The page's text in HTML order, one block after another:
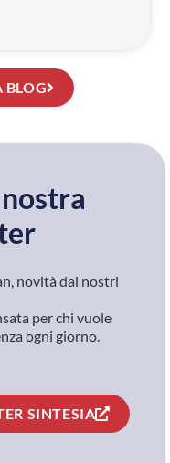
BLOG
novità dai nostri
per chi vuole
ogni giorno.
SINTESIA